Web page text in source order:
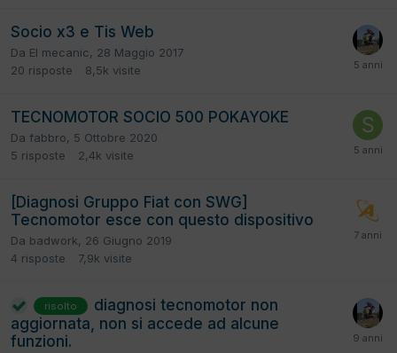
Socio x3 e Tis Web
Da El mecanic, 28 Maggio 2017
20 risposte 8,5k visite
TECNOMOTOR SOCIO 500 POKAYOKE
Da fabbro, 5 Ottobre 2020
5 risposte 2,4k visite
[Diagnosi Gruppo Fiat con SWG]
Tecnomotor esce con questo dispositivo
Da badwork, 26 Giugno 2019
4 risposte 7,9k visite
risolto
diagnosi tecnomotor non
aggiornata, non si accede ad alcune
funzioni.